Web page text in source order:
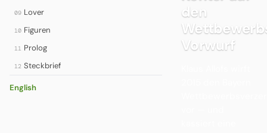
09 Lover
10 Figuren
11 Prolog
12 Steckbrief
English
den
Vorwurf